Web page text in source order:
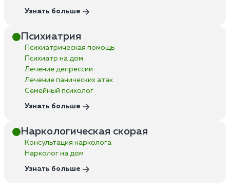
Узнать больше
Психиатрия
Психиатрическая помощь
Психиатр на дом
Лечение депрессии
Лечение панических атак
Семейный психолог
Узнать больше
Наркологическая скорая
Консультация нарколога
Нарколог на дом
Узнать больше